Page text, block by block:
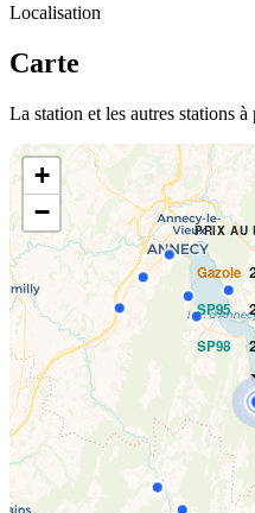
Localisation
Carte
La station et les autres stations
PRIX AU
Gazole
SP95
SP98
+
−